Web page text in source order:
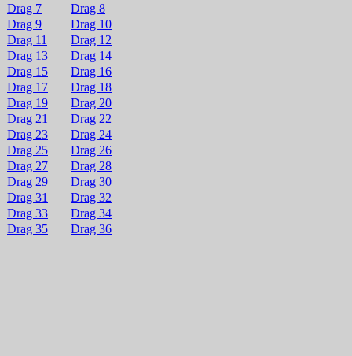
Drag 7
Drag 8
Drag 9
Drag 10
Drag 11
Drag 12
Drag 13
Drag 14
Drag 15
Drag 16
Drag 17
Drag 18
Drag 19
Drag 20
Drag 21
Drag 22
Drag 23
Drag 24
Drag 25
Drag 26
Drag 27
Drag 28
Drag 29
Drag 30
Drag 31
Drag 32
Drag 33
Drag 34
Drag 35
Drag 36